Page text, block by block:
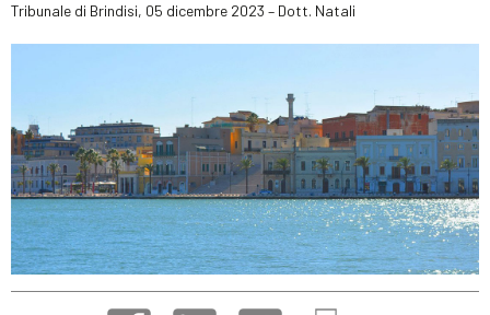
Tribunale di Brindisi, 05 dicembre 2023 – Dott. Natali